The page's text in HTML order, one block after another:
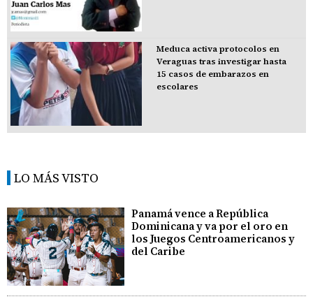
Meduca activa protocolos en
Veraguas tras investigar hasta
15 casos de embarazos en
escolares
LO MÁS VISTO
Panamá vence a República
Dominicana y va por el oro en
los Juegos Centroamericanos y
del Caribe